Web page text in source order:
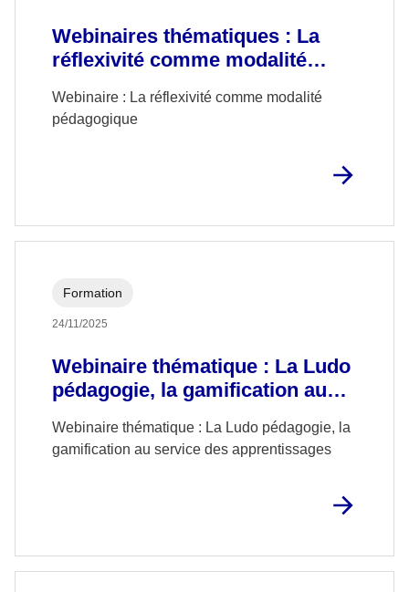
Webinaires thématiques : La
réflexivité comme modalité
Webinaire : La réflexivité comme modalité
pédagogique
Formation
Webinaire thématique : La Ludo
pédagogie, la gamification au
Webinaire thématique : La Ludo pédagogie, la
gamification au service des apprentissages
24/11/2025